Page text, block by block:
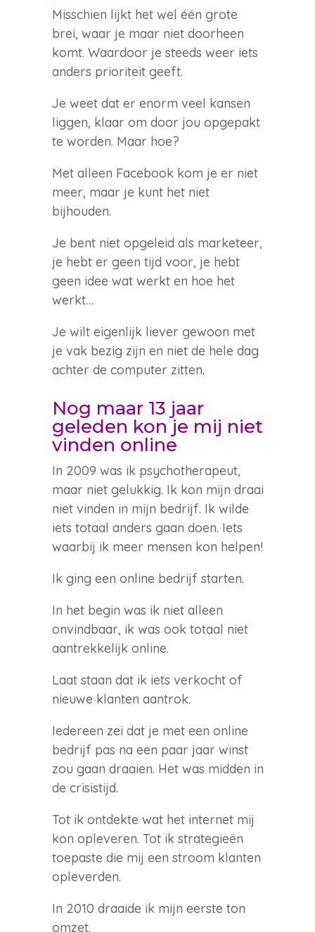
Misschien lijkt het wel één grote
brei, waar je maar niet doorheen
komt. Waardoor je steeds weer iets
anders prioriteit geeft.
Je weet dat er enorm veel kansen
liggen, klaar om door jou opgepakt
te worden. Maar hoe?
Met alleen Facebook kom je er niet
meer, maar je kunt het niet
bijhouden.
Je bent niet opgeleid als marketeer,
je hebt er geen tijd voor, je hebt
geen idee wat werkt en hoe het
werkt…
Je wilt eigenlijk liever gewoon met
je vak bezig zijn en niet de hele dag
achter de computer zitten.
Nog maar 13 jaar
geleden kon je mij niet
vinden online
In 2009 was ik psychotherapeut,
maar niet gelukkig. Ik kon mijn draai
niet vinden in mijn bedrijf. Ik wilde
iets totaal anders gaan doen. Iets
waarbij ik meer mensen kon helpen!
Ik ging een online bedrijf starten.
In het begin was ik niet alleen
onvindbaar, ik was ook totaal niet
aantrekkelijk online.
Laat staan dat ik iets verkocht of
nieuwe klanten aantrok.
Iedereen zei dat je met een online
bedrijf pas na een paar jaar winst
zou gaan draaien. Het was midden in
de crisistijd.
Tot ik ontdekte wat het internet mij
kon opleveren. Tot ik strategieën
toepaste die mij een stroom klanten
opleverden.
In 2010 draaide ik mijn eerste ton
omzet.